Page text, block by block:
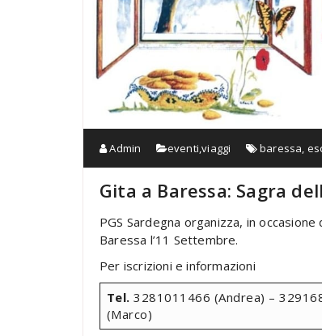
Admin eventi,viaggi baressa,
Gita a Baressa: Sagra
PGS Sardegna organizza, in
Baressa l’11 Settembre.
Per iscrizioni e informazioni
Tel. 3281011466 (Andrea) –
(Marco)